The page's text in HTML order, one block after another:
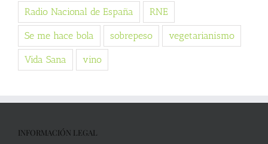
Radio Nacional de España RNE
Se me hace bola sobrepeso vegetarianismo
Vida Sana vino
INFORMACIÓN LEGAL